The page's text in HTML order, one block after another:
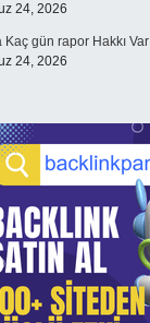
24, 2026
Kaç gün rapor Hakkı
24, 2026